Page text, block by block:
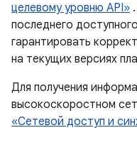
целевому уровню API»
последнего
гарантировать
на текущих версиях
Для получения
высокоскоростном
«Сетевой доступ и